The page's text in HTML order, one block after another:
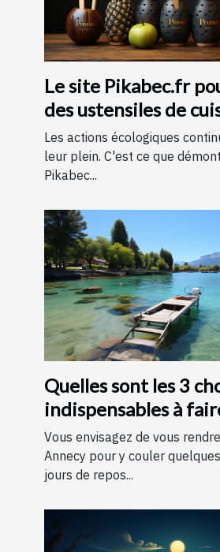
Le site Pikabec.fr
des ustensiles de
bois
Les actions écologiques
leur plein. C'est ce que
Pikabec...
Quelles sont les 3
indispensables à
Annecy ?
Vous envisagez de vous
Annecy pour y couler
jours de repos...